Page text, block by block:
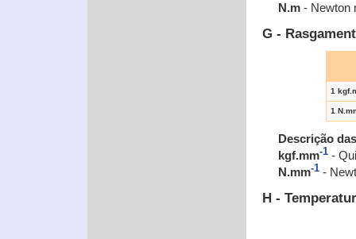
N.m - Newton
G -
1
1
Descrição
kgf.mm-1 -
N.mm-1 -
H -